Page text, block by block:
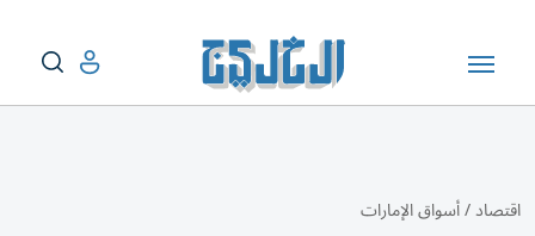
اقتصاد/أسواق الإمارات